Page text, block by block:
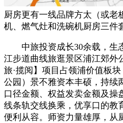
厨房更有一线品牌方太（或老
机、燃气灶和洗碗机厨房三件
中旅投资成长30余载，生
江步道曲线旅逛景区浦江郊外
旅·揽阅】项目占领浦价值板
公园）景不雅资本丰硕，持续
口径金额、权益发卖金额及操
线条轨交线换乘，优享口的教
便利从容。师资力量雄厚，从